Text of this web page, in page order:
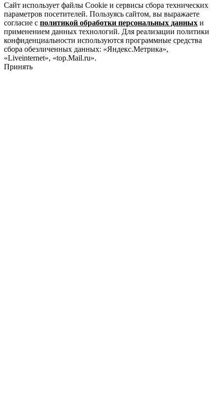
Сайт использует файлы Cookie и сервисы сбора технических
параметров посетителей. Пользуясь сайтом, вы выражаете
согласие с политикой обработки персональных данных и
применением данных технологий. Для реализации политики
конфиденциальности используются программные средства
сбора обезличенных данных: «Яндекс.Метрика»,
«Liveinternet», «top.Mail.ru».
Принять